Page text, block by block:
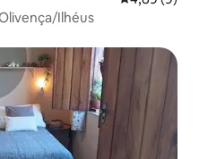
Ilhéus